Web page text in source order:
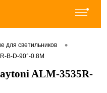
для светильников •
B-D-90°-0.8M
ALM-3535R-